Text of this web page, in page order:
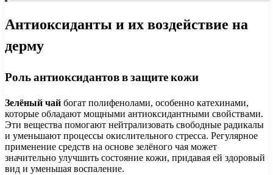
Антиоксиданты и их воздействие на
дерму
Роль антиоксидантов в защите кожи
Зелёный чай богат полифенолами, особенно катехинами,
которые обладают мощными антиоксидантными свойствами.
Эти вещества помогают нейтрализовать свободные радикалы
и уменьшают процессы окислительного стресса. Регулярное
применение средств на основе зелёного чая может
значительно улучшить состояние кожи, придавая ей здоровый
вид и уменьшая воспаление.